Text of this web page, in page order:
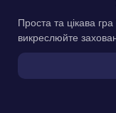
Проста та цікава
викреслюйте